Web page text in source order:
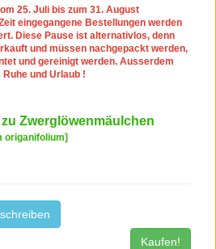
25. Juli bis zum 31. August
eingegangene Bestellungen werden
Diese Pause ist alternativlos, denn
und müssen nachgepackt werden,
und gereinigt werden. Ausserdem
und Urlaub !
Zwerglöwenmäulchen
origanifolium]
Kaufen!